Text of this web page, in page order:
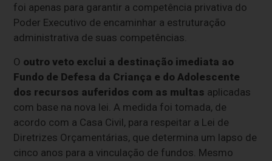
foi apenas para garantir a competência privativa do
Poder Executivo de encaminhar a estruturação
administrativa de suas competências.
O outro veto exclui a destinação imediata ao
Fundo de Defesa da Criança e do Adolescente
dos recursos auferidos com as multas aplicadas
com base na nova lei. A medida foi tomada, de
acordo com a Casa Civil, para respeitar a Lei de
Diretrizes Orçamentárias, que determina um lapso de
cinco anos para a vinculação de fundos. Mesmo